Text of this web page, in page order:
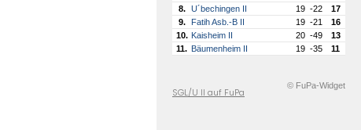
8.
U´bechingen II 19 -22
17
9.
Fatih Asb.-B II 19 -21
16
10. Kaisheim II 20 -49
13
11. Bäumenheim II 19 -35 11
© FuPa-Widget
SGL/U II auf FuPa